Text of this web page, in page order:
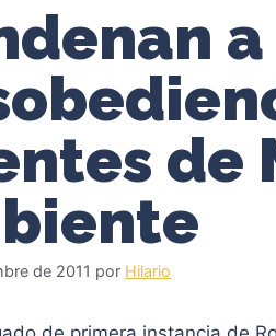
de
de 2011 por Hilario